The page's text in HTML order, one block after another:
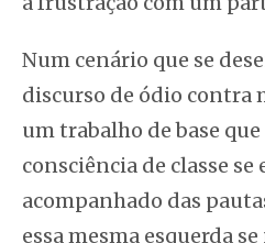
Num cenário que se
discurso de ódio contra
um trabalho de base
consciência de classe se
acompanhado das
essa mesma esquerda